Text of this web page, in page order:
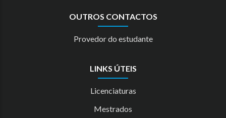
OUTROS CONTACTOS
Provedor do estudante
LINKS ÚTEIS
Licenciaturas
Mestrados